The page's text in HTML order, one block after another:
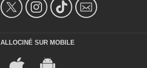
ALLOCINÉ SUR MOBILE